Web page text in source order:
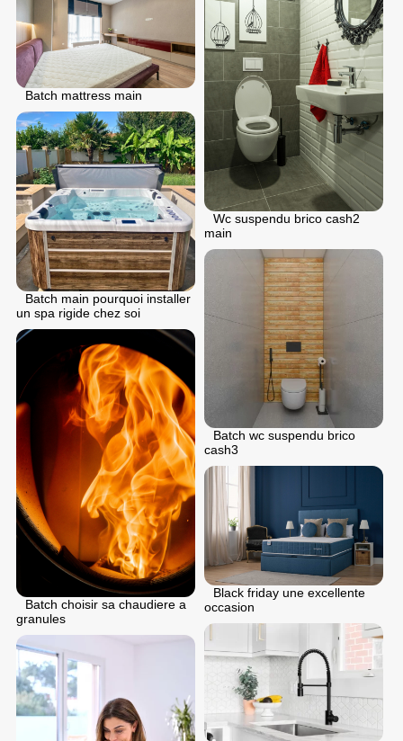
Wc suspendu brico cash2
main
Batch mattress main
Batch main pourquoi installer
un spa rigide chez soi
Batch wc suspendu brico
cash3
Batch choisir sa chaudiere a
granules
Black friday une excellente
occasion